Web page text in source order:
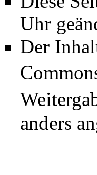
Uhr
Der
anders